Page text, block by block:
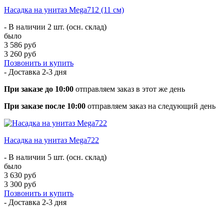
Насадка на унитаз Mega712 (11 см)
- В наличии 2 шт. (осн. склад)
было
3 586 руб
3 260 руб
Позвонить и купить
- Доставка 2-3 дня
При заказе до 10:00 отправляем заказ в этот же день
При заказе после 10:00 отправляем заказ на следующий день
Насадка на унитаз Mega722
- В наличии 5 шт. (осн. склад)
было
3 630 руб
3 300 руб
Позвонить и купить
- Доставка 2-3 дня